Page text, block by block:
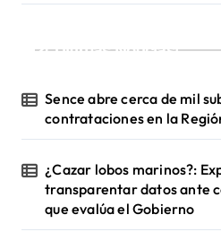
¡Ultimas Noticias!
Sence abre cerca de mil
contrataciones en la
¿Cazar lobos marinos?:
transparentar datos ante
que evalúa el Gobierno